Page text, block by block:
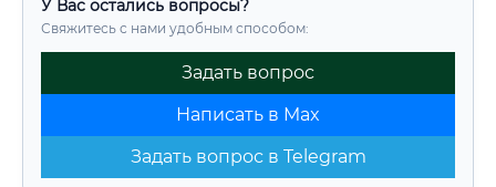
У Вас остались вопросы?
Свяжитесь с нами удобным способом:
Задать вопрос
Написать в Max
Задать вопрос в Telegram